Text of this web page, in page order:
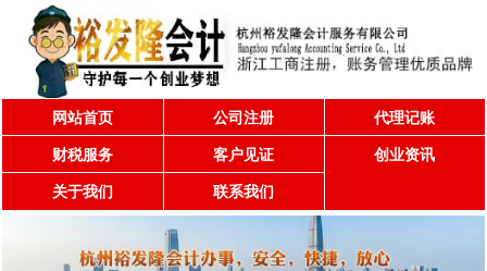
网站首页 公司注册 代理记账
财税服务 客户见证 创业资讯
关于我们 联系我们